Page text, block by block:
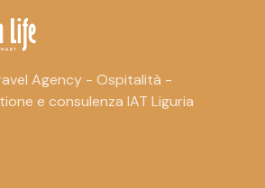
Agency - Ospitalità -
e consulenza IAT Liguria